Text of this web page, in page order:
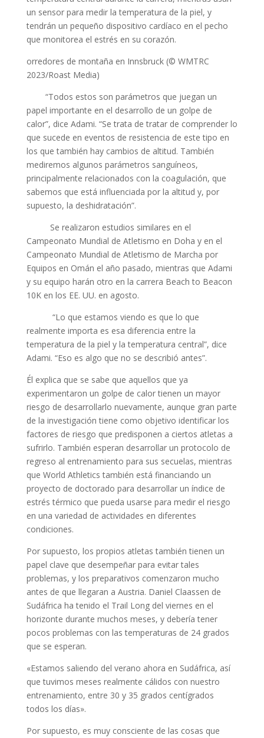
un sensor para medir la temperatura de la piel, y
tendrán un pequeño dispositivo cardíaco en el pecho
que monitorea el estrés en su corazón.
orredores de montaña en Innsbruck (© WMTRC
2023/Roast Media)
“Todos estos son parámetros que juegan un
papel importante en el desarrollo de un golpe de
calor”, dice Adami. “Se trata de tratar de comprender lo
que sucede en eventos de resistencia de este tipo en
los que también hay cambios de altitud. También
mediremos algunos parámetros sanguíneos,
principalmente relacionados con la coagulación, que
sabemos que está influenciada por la altitud y, por
supuesto, la deshidratación”.
Se realizaron estudios similares en el
Campeonato Mundial de Atletismo en Doha y en el
Campeonato Mundial de Atletismo de Marcha por
Equipos en Omán el año pasado, mientras que Adami
y su equipo harán otro en la carrera Beach to Beacon
10K en los EE. UU. en agosto.
“Lo que estamos viendo es que lo que
realmente importa es esa diferencia entre la
temperatura de la piel y la temperatura central”, dice
Adami. “Eso es algo que no se describió antes”.
Él explica que se sabe que aquellos que ya
experimentaron un golpe de calor tienen un mayor
riesgo de desarrollarlo nuevamente, aunque gran parte
de la investigación tiene como objetivo identificar los
factores de riesgo que predisponen a ciertos atletas a
sufrirlo. También esperan desarrollar un protocolo de
regreso al entrenamiento para sus secuelas, mientras
que World Athletics también está financiando un
proyecto de doctorado para desarrollar un índice de
estrés térmico que pueda usarse para medir el riesgo
en una variedad de actividades en diferentes
condiciones.
Por supuesto, los propios atletas también tienen un
papel clave que desempeñar para evitar tales
problemas, y los preparativos comenzaron mucho
antes de que llegaran a Austria. Daniel Claassen de
Sudáfrica ha tenido el Trail Long del viernes en el
horizonte durante muchos meses, y debería tener
pocos problemas con las temperaturas de 24 grados
que se esperan.
«Estamos saliendo del verano ahora en Sudáfrica, así
que tuvimos meses realmente cálidos con nuestro
entrenamiento, entre 30 y 35 grados centígrados
todos los días».
Por supuesto, es muy consciente de las cosas que